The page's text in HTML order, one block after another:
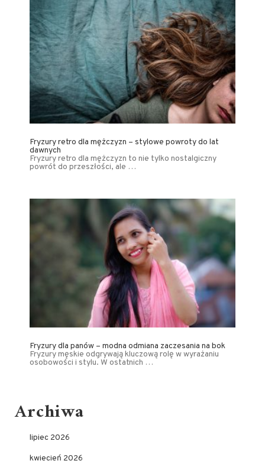
Fryzury retro dla mężczyzn – stylowe powroty do lat
dawnych
Fryzury retro dla mężczyzn to nie tylko nostalgiczny
powrót do przeszłości, ale …
Fryzury dla panów – modna odmiana zaczesania na bok
Fryzury męskie odgrywają kluczową rolę w wyrażaniu
osobowości i stylu. W ostatnich …
Archiwa
lipiec 2026
kwiecień 2026